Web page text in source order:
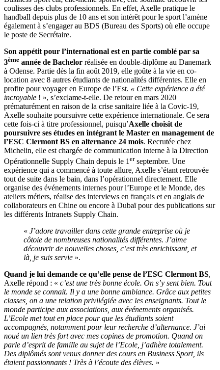
coulisses des clubs professionnels. En effet, Axelle pratique le
handball depuis plus de 10 ans et son intérêt pour le sport l’amène
également à s’engager au BDS (Bureau des Sports) où elle occupe
le poste de Secrétaire.
Son appétit pour l’international est en partie comblé par sa
3ème année de Bachelor réalisée en double-diplôme au Danemark
à Odense. Partie dès la fin août 2019, elle goûte à la vie en co-
location avec 8 autres étudiants de nationalités différentes. Elle en
profite pour voyager en Europe de l’Est. « Cette expérience a été
incroyable ! », s’exclame-t-elle. De retour en mars 2020
prématurément en raison de la crise sanitaire liée à la Covic-19,
Axelle souhaite poursuivre cette expérience internationale. Ce sera
cette fois-ci à titre professionnel, puisqu’Axelle choisit de
poursuivre ses études en intégrant le Master en management de
l’ESC Clermont BS en alternance 24 mois. Recrutée chez
Michelin, elle est chargée de communication interne à la Direction
Opérationnelle Supply Chain depuis le 1erseptembre. Une
expérience qui a commencé à toute allure, Axelle s’étant retrouvée
tout de suite dans le bain, dans l’opérationnel directement. Elle
organise des événements internes pour l’Europe et le Monde, des
ateliers métiers, réalise des interviews en français et en anglais de
collaborateurs en Chine ou encore à Dubaï pour des publications sur
les différents Intranets Supply Chain.
« J’adore travailler dans cette grande entreprise où je
côtoie de nombreuses nationalités différentes. J’aime
découvrir de nouvelles choses, c’est très enrichissant, et
là, je suis servie ».
Quand je lui demande ce qu’elle pense de l’ESC Clermont BS,
Axelle répond : « c’est une très bonne école. On s’y sent bien. Tout
le monde se connait. Il y a une bonne ambiance. Grâce aux petites
classes, on a une relation privilégiée avec les enseignants. Tout le
monde participe aux associations, aux événements organisés.
L’Ecole met tout en place pour que les étudiants soient
accompagnés, notamment pour leur recherche d’alternance. J’ai
noué un lien très fort avec mes copines de promotion. Quand on
parle d’esprit de famille au sujet de l’Ecole, j’adhère totalement.
Des diplômés sont venus donner des cours en Business Sport, ils
étaient passionnants ! Très à l’écoute des élèves. »